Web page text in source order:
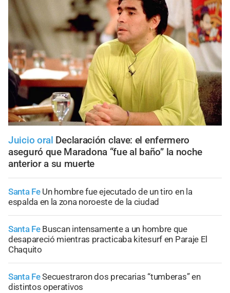
Juicio oral Declaración clave: el enfermero
aseguró que Maradona “fue al baño” la noche
anterior a su muerte
Santa Fe Un hombre fue ejecutado de un tiro en la
espalda en la zona noroeste de la ciudad
Santa Fe Buscan intensamente a un hombre que
desapareció mientras practicaba kitesurf en Paraje El
Chaquito
Santa FeSecuestraron dos precarias “tumberas” en
distintos operativos